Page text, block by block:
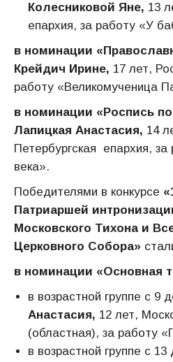
Колесниковой Яне, 13
епархия, за работу «У
в номинации
Крейдич Ирине, 17 лет,
работу «Великомученица
в номинации «Роспись
Лапицкая Анастасия, 14
Петербургская епархия,
века».
Победителями в конкурсе
Патриаршей
Московского Тихона и
Церковного Собора»
в номинации «Основная
в возрастной группе с 9
Анастасия, 12 лет,
(областная), за работу
в возрастной группе с